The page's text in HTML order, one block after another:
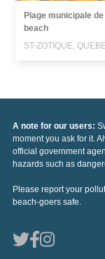
Plage municipale
beach
ST-ZOTIQUE,
A note for our users:
moment you ask for it.
official government
hazards such as
Please report your
beach-goers safe.